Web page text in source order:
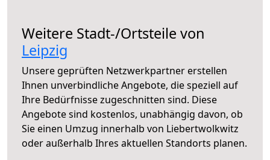
Weitere Stadt-/Ortsteile von
Leipzig
Unsere geprüften Netzwerkpartner erstellen
Ihnen unverbindliche Angebote, die speziell auf
Ihre Bedürfnisse zugeschnitten sind. Diese
Angebote sind kostenlos, unabhängig davon, ob
Sie einen Umzug innerhalb von Liebertwolkwitz
oder außerhalb Ihres aktuellen Standorts planen.